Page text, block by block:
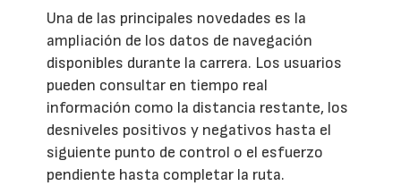
Una de las principales novedades es la
ampliación de los datos de navegación
disponibles durante la carrera. Los usuarios
pueden consultar en tiempo real
información como la distancia restante, los
desniveles positivos y negativos hasta el
siguiente punto de control o el esfuerzo
pendiente hasta completar la ruta.